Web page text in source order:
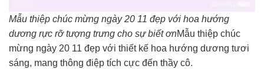
Mẫu thiệp chúc mừng ngày 20 11 đẹp với hoa hướng
dương rực rỡ tượng trưng cho sự biết ơnMẫu thiệp chúc
mừng ngày 20 11 đẹp với thiết kế hoa hướng dương tươi
sáng, mang thông điệp tích cực đến thầy cô.